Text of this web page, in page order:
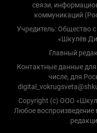
связи,
коммуникаций
Учредитель: Общество
«Шкулёв
Главный
Контактные данные
числе, для
Copyright (с) ООО
Любое воспроизведение